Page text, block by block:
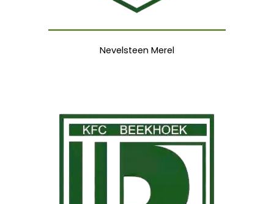
Nevelsteen Merel